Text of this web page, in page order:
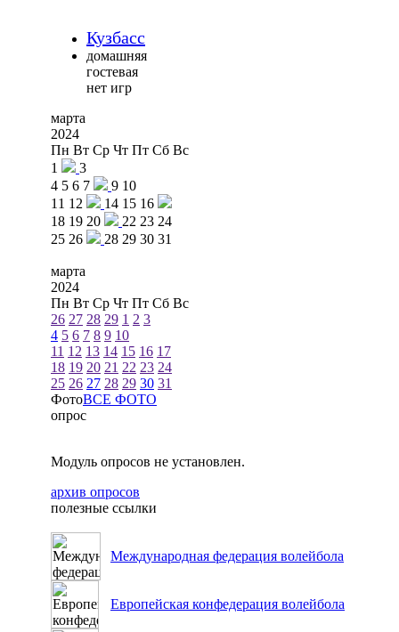
Кузбасс
домашняя
гостевая
нет игр
марта
2024
Пн Вт Ср Чт Пт Сб Вс
1
3
4 5 6 7 9 10
11 12 14 15 16
18 19 20 22 23 24
25 26 28 29 30 31
марта
2024
Пн Вт Ср Чт Пт Сб Вс
26 27 28 29 1 2 3
4 5 6 7 8 9 10
11 12 13 14 15 16 17
18 19 20 21 22 23 24
25 26 27 28 29 30 31
ФотоВСЕ ФОТО
опрос
Модуль опросов не установлен.
архив опросов
полезные ссылки
Международная федерация волейбола
Европейская конфедерация волейбола